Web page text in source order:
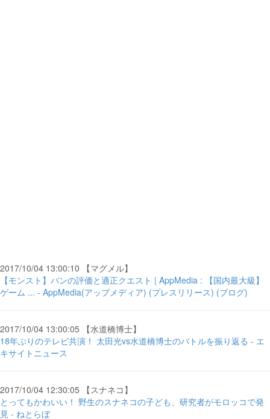
2017/10/04 13:00:10 【マグメル】
【モンスト】バンの評価と適正クエスト | AppMedia : 【国内最大級】
ゲーム ... - AppMedia(アップメディア) (プレスリリース) (ブログ)
2017/10/04 13:00:05 【水道橋博士】
18年ぶりのテレビ共演！ 太田光vs水道橋博士のバトルを振り返る - エ
キサイトニュース
2017/10/04 12:30:05 【スナネコ】
とってもかわいい！ 野生のスナネコの子ども、研究者がモロッコで発
見 - ねとらぼ